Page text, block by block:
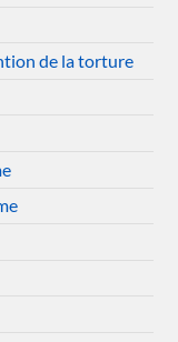
de la torture